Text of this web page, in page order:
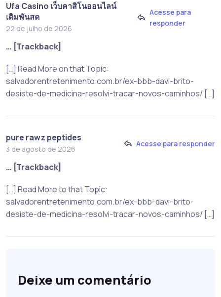
Ufa Casino เว็บคาสิโนออนไลน์
เดิมพันสด
22 de julho de 2026
Acesse para
responder
… [Trackback]
[…] Read More on that Topic:
salvadorentretenimento.com.br/ex-bbb-davi-brito-
desiste-de-medicina-resolvi-tracar-novos-caminhos/ […]
pure rawz peptides
3 de agosto de 2026
Acesse para responder
… [Trackback]
[…] Read More to that Topic:
salvadorentretenimento.com.br/ex-bbb-davi-brito-
desiste-de-medicina-resolvi-tracar-novos-caminhos/ […]
Deixe um comentário